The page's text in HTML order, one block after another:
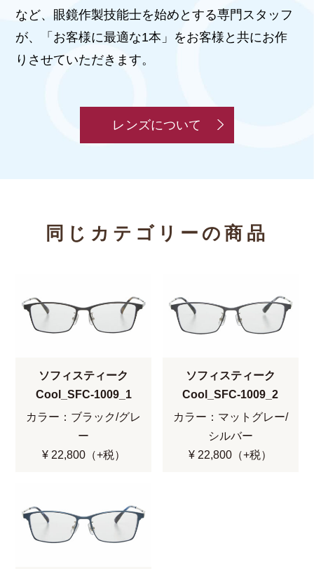
など、眼鏡作製技能士を始めとする専門スタッフ
が、「お客様に最適な1本」をお客様と共にお作
りさせていただきます。
レンズについて
同じカテゴリーの商品
ソフィスティーク
Cool_SFC-1009_1
カラー：ブラック/グレ
ー
¥ 22,800（+税）
ソフィスティーク
Cool_SFC-1009_2
カラー：マットグレー/
シルバー
¥ 22,800（+税）